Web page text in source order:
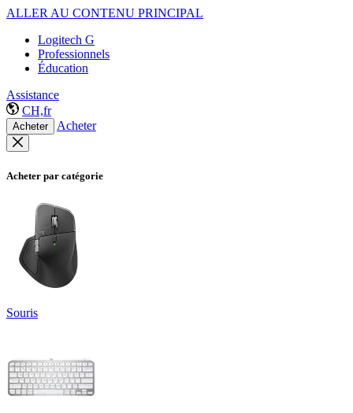
ALLER AU CONTENU PRINCIPAL
Logitech G
Professionnels
Éducation
Assistance
CH,fr
Acheter Acheter
Acheter par catégorie
Souris